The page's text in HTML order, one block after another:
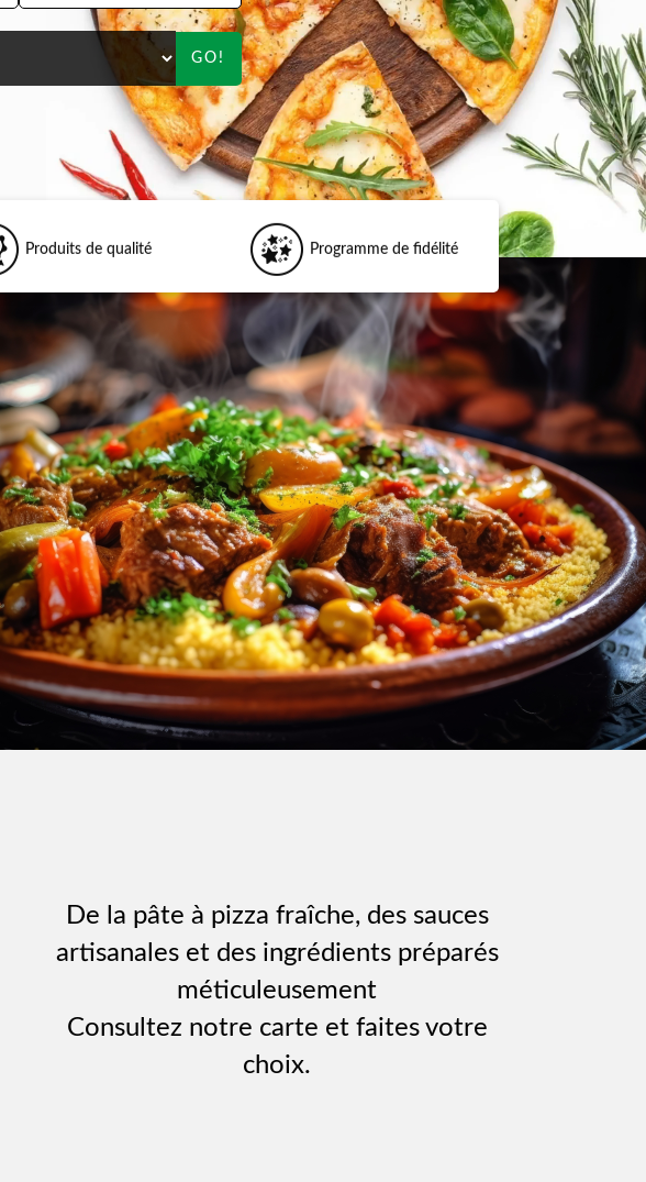
GO!
Produits de qualité Programme de fidélité
De la pâte à pizza fraîche, des sauces
artisanales et des ingrédients préparés
méticuleusement
Consultez notre carte et faites votre
choix.